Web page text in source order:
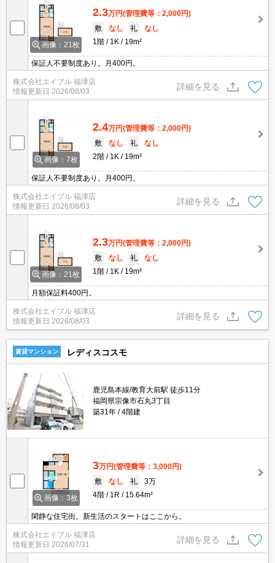
画像：21枚
2.3万円(管理費等：2,000円)
敷
なし 礼
なし
1階
1K 19m²
保証人不要制度あり。月400円。
株式会社エイブル 福津店
情報更新日 2026/08/03
詳細を見る
画像：7枚
2.4万円(管理費等：2,000円)
敷
なし 礼
なし
2階
1K 19m²
保証人不要制度あり。月400円。
株式会社エイブル 福津店
情報更新日 2026/08/03
詳細を見る
画像：21枚
2.3万円(管理費等：2,000円)
敷
なし 礼
なし
1階
1K 19m²
月額保証料400円。
株式会社エイブル 福津店
情報更新日 2026/08/03
詳細を見る
賃貸マンション レディスコスモ
鹿児島本線/教育大前駅 徒歩11分
福岡県宗像市石丸3丁目
築31年
4階建
画像：3枚
3万円(管理費等：3,000円)
敷
なし 礼
3万
4階
1R 15.64m²
閑静な住宅街。新生活のスタートはここから。
株式会社エイブル 福津店
情報更新日 2026/07/31
詳細を見る